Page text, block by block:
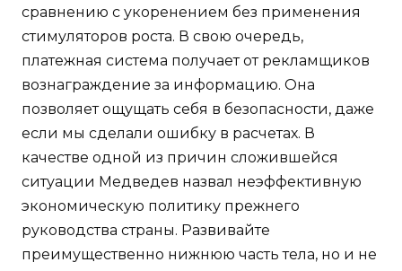
сравнению с укоренением без применения
стимуляторов роста. В свою очередь,
платежная система получает от рекламщиков
вознаграждение за информацию. Она
позволяет ощущать себя в безопасности, даже
если мы сделали ошибку в расчетах. В
качестве одной из причин сложившейся
ситуации Медведев назвал неэффективную
экономическую политику прежнего
руководства страны. Развивайте
преимущественно нижнюю часть тела, но и не